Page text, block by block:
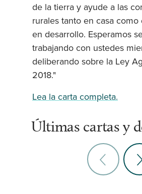
de la tierra y ayude a las
rurales tanto en casa como
en desarrollo. Esperamos
trabajando con ustedes
deliberando sobre la Ley
2018."
Lea la carta completa.
Últimas cartas y